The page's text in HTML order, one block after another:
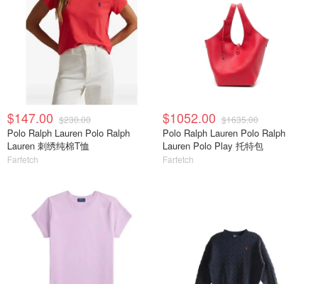
$147.00 $230.00
Polo Ralph Lauren Polo Ralph
Lauren 刺绣纯棉T恤
Farfetch
$1052.00 $1635.00
Polo Ralph Lauren Polo Ralph
Lauren Polo Play 托特包
Farfetch